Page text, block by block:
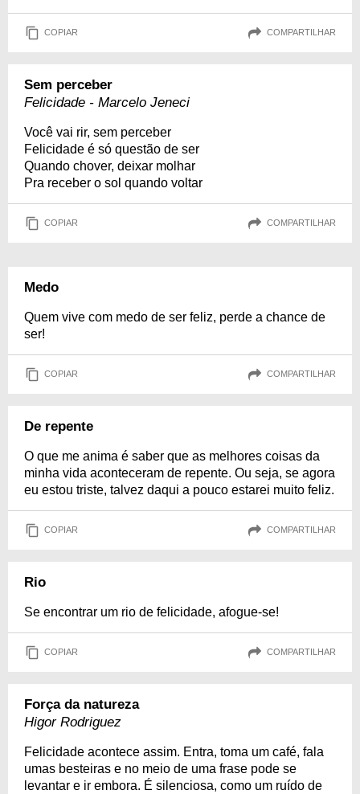
COPIAR COMPARTILHAR
Sem perceber
Felicidade - Marcelo Jeneci
Você vai rir, sem perceber
Felicidade é só questão de ser
Quando chover, deixar molhar
Pra receber o sol quando voltar
COPIAR COMPARTILHAR
Medo
Quem vive com medo de ser feliz, perde a chance de
ser!
COPIAR COMPARTILHAR
De repente
O que me anima é saber que as melhores coisas da
minha vida aconteceram de repente. Ou seja, se agora
eu estou triste, talvez daqui a pouco estarei muito feliz.
COPIAR COMPARTILHAR
Rio
Se encontrar um rio de felicidade, afogue-se!
COPIAR COMPARTILHAR
Força da natureza
Higor Rodriguez
Felicidade acontece assim. Entra, toma um café, fala
umas besteiras e no meio de uma frase pode se
levantar e ir embora. É silenciosa, como um ruído de